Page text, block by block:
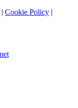
| Cookie Policy |